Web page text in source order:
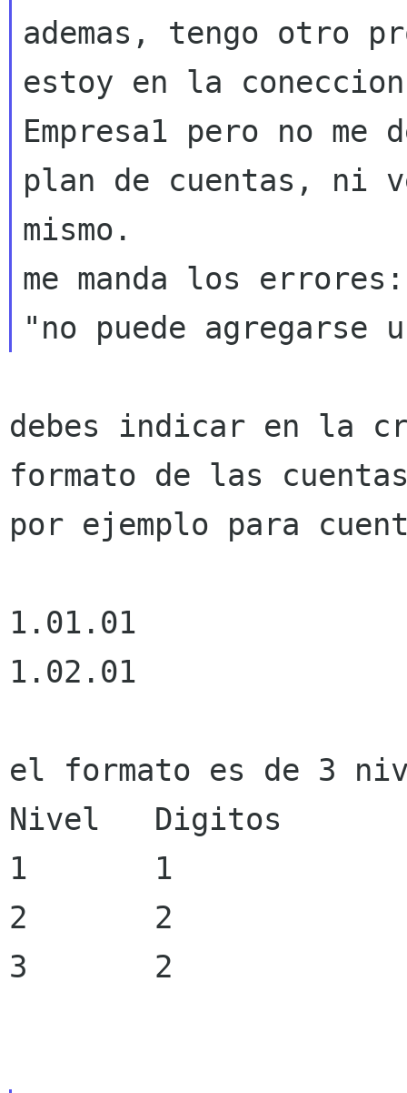
estoy en la coneccion
Empresa1 pero no me
plan de cuentas, ni
mismo.
me manda los errores:
debes indicar en la
formato de las
por ejemplo para
1.01.01
1.02.01
el formato es de 3
Nivel	Digitos
1 	1
2 	2
3 	2